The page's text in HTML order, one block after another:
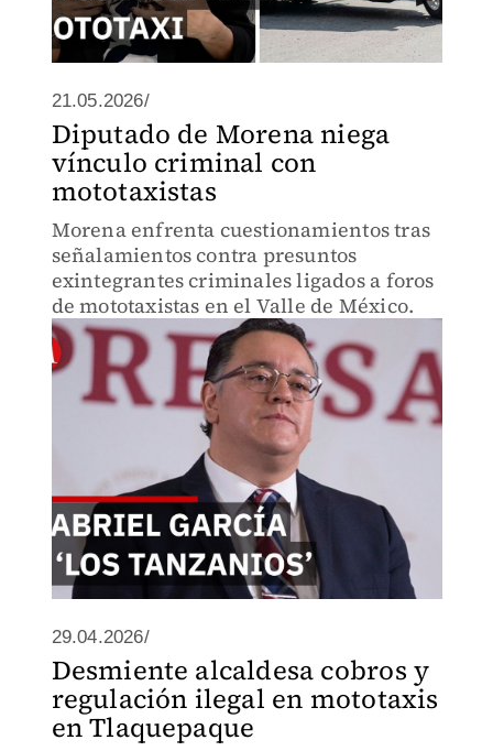
21.05.2026/
Diputado de Morena niega
vínculo criminal con
mototaxistas
Morena enfrenta cuestionamientos tras
señalamientos contra presuntos
exintegrantes criminales ligados a foros
de mototaxistas en el Valle de México.
29.04.2026/
Desmiente alcaldesa cobros y
regulación ilegal en mototaxis
en Tlaquepaque